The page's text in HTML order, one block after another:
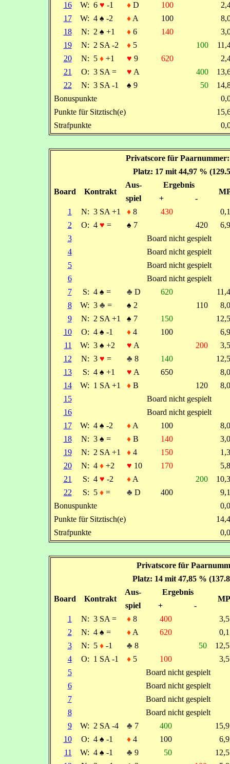
16
W: 6 ♥ -1 ♦D 100
17
W: 4 ♠ -2 ♦A 100
18
N: 2 ♠ +1 ♦6 140
19
N: 2 SA -2 ♦5 100
20
N: 5 ♦+1 ♥ 9 620
21
O: 3 SA = ♥ A 400
22
N: 3 SA -1 ♠ 9 50
Bonuspunkte
Punkte für Sitztisch(e)
Strafpunkte
Privatscore für
Platz: 17 mit 44,97 %
Board Kontrakt
Aus- Ergebnis
spiel +
-
1
N: 3 SA +1 ♦8 430
2
O: 4 ♥ = ♠ 7 420
3
Board nicht gespielt
4
Board nicht gespielt
5
Board nicht gespielt
6
Board nicht gespielt
7
S: 4 ♠ = ♣ D 620
8
W: 3 ♣ = ♠ 2 110
9
N: 2 SA +1 ♠ 7 150
10
O: 4 ♠ -1 ♦4 100
11
W: 3 ♠ +2 ♥ A 200
12
N: 3 ♥ = ♣ 8 140
13
S: 4 ♠ +1 ♥ A 650
14
W: 1 SA +1 ♦B 120
15
Board nicht gespielt
16
Board nicht gespielt
17
W: 4 ♠ -2 ♦A 100
18
N: 3 ♠ = ♦B 140
19
N: 2 SA +1 ♦4 150
20
N: 4 ♦+2 ♥ 10 170
21
S: 4 ♥ -2 ♦A 200
22
S: 5 ♦= ♣ D 400
Bonuspunkte
Punkte für Sitztisch(e)
Strafpunkte
Privatscore für
Platz: 14 mit 47,85 %
Board Kontrakt
Aus- Ergebnis
MP
spiel +
-
1
N: 3 SA = ♦8 400
2
N: 4 ♠ = ♦A 620
3
N: 5 ♦-1 ♣ 8 50
4
O: 1 SA -1 ♦5 100
5
Board nicht gespielt
6
Board nicht gespielt
7
Board nicht gespielt
8
Board nicht gespielt
9
W: 2 SA -4 ♣ 7 400
10
O: 4 ♠ -1 ♦4 100
11
W: 4 ♠ -1 ♣ 9 50